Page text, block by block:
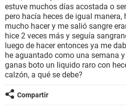
SEXUALIDAD
GLOSARIO
estuve muchos días acostada o
pero hacía heces de igual
mucho hacer y me salió sangre
hice 2 veces más y seguía
luego de hacer entonces ya me
he aguantado como una semana
ganas boto un liquido raro con
calzón, a qué se debe?
Compartir